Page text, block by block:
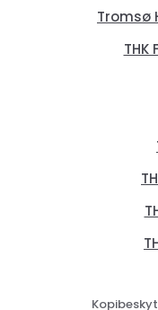
Tromsø